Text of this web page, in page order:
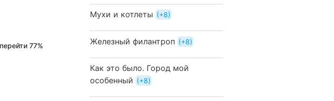
77%
Мухи и котлеты +8
Железный филантроп +8
Как это было. Город мой
особенный
+8